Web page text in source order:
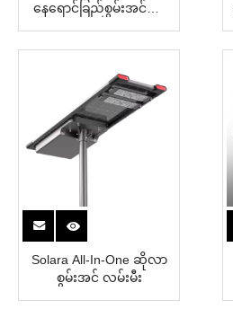
နေရောင်ခြည်စွမ်းအင်သုံး
Solara All-In-One ဆိုလာ
စွမ်းအင် လမ်းမီး